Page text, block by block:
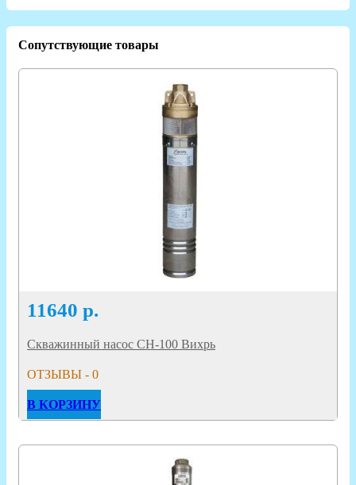
Сопутствующие товары
11640 р.
Скважинный насос СН-100 Вихрь
ОТЗЫВЫ - 0
В КОРЗИНУ